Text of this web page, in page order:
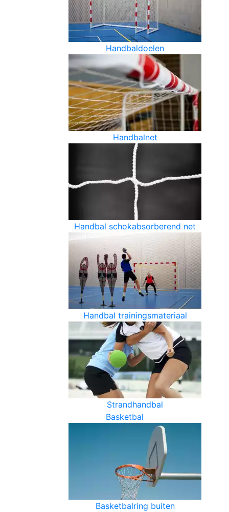
Handbaldoelen
Handbalnet
Handbal schokabsorberend net
Handbal trainingsmateriaal
Strandhandbal
Basketbal
Basketbalring buiten